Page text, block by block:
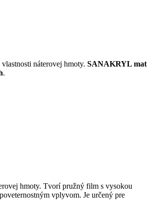
náterovej hmoty. SANAKRYL mat
.
hmoty. Tvorí pružný film s vysokou
vplyvom. Je určený pre